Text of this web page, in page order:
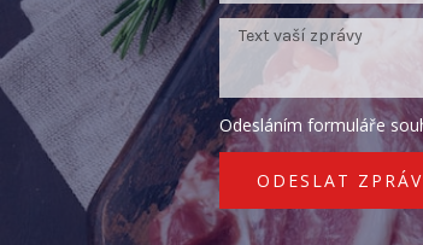
Odesláním formuláře
ODESLAT